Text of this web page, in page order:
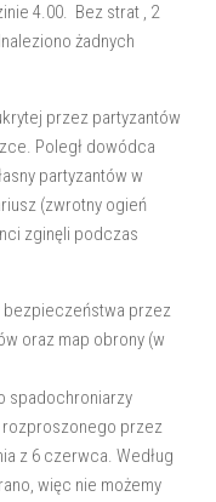
4.00. Bez strat , 2
żadnych
przez partyzantów
Poległ dowódca
partyzantów w
(zwrotny ogień
zginęli podczas
bezpieczeństwa przez
oraz map obrony (w
spadochroniarzy
rozproszonego przez
z 6 czerwca. Według
więc nie możemy